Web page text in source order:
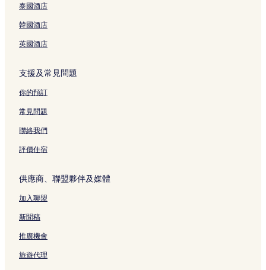
泰國酒店
韓國酒店
英國酒店
支援及常見問題
你的預訂
常見問題
聯絡我們
評價住宿
供應商、聯盟夥伴及媒體
加入聯盟
新聞稿
推廣機會
旅遊代理